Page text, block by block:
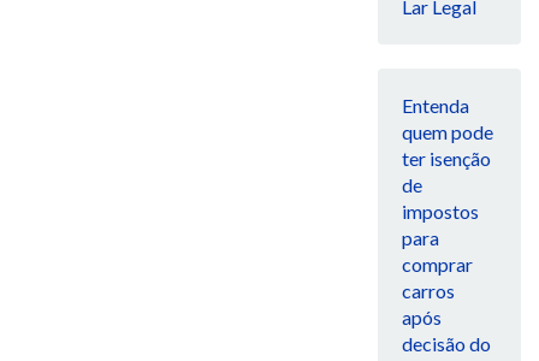
Lar Legal
Entenda
quem pode
ter isenção
de
impostos
para
comprar
carros
após
decisão do